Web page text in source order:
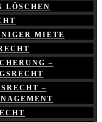
LÖSCHEN
MIETE
–
–